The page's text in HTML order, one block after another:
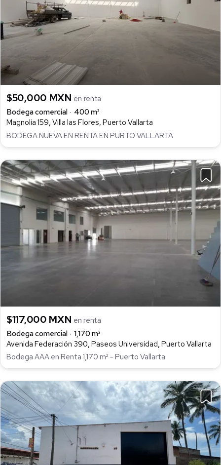
$50,000 MXN en renta
Bodega comercial
400 m²
Magnolia 159, Villa las Flores, Puerto Vallarta
BODEGA NUEVA EN RENTA EN PURTO VALLARTA
$117,000 MXN en renta
Bodega comercial
1,170 m²
Avenida Federación 390, Paseos Universidad, Puerto Vallarta
Bodega AAA en Renta 1,170 m² – Puerto Vallarta